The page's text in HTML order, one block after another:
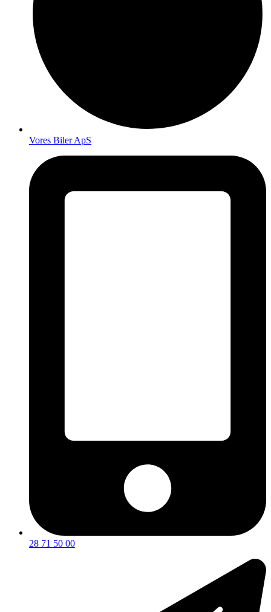
Vores Biler ApS
28 71 50 00